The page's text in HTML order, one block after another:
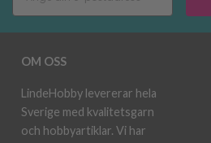
OM OSS
LindeHobby levererar hela
Sverige med kvalitetsgarn
och hobbyartiklar. Vi har